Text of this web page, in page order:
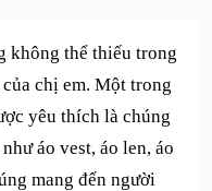
không thể thiếu trong
chị em. Một trong
yêu thích là chúng
áo vest, áo len, áo
mang đến người